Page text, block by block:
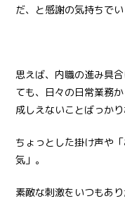
だ、と感謝の気持ちで
思えば、内職の進み具
ても、日々の日常業務
成しえないことばっかり
ちょっとした掛け声や
気」。
素敵な刺激をいつもあり